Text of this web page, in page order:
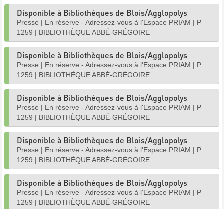
Disponible à Bibliothèques de Blois/Agglopolys
Presse | En réserve - Adressez-vous à l'Espace PRIAM | P
1259 | BIBLIOTHÈQUE ABBÉ-GRÉGOIRE
Disponible à Bibliothèques de Blois/Agglopolys
Presse | En réserve - Adressez-vous à l'Espace PRIAM | P
1259 | BIBLIOTHÈQUE ABBÉ-GRÉGOIRE
Disponible à Bibliothèques de Blois/Agglopolys
Presse | En réserve - Adressez-vous à l'Espace PRIAM | P
1259 | BIBLIOTHÈQUE ABBÉ-GRÉGOIRE
Disponible à Bibliothèques de Blois/Agglopolys
Presse | En réserve - Adressez-vous à l'Espace PRIAM | P
1259 | BIBLIOTHÈQUE ABBÉ-GRÉGOIRE
Disponible à Bibliothèques de Blois/Agglopolys
Presse | En réserve - Adressez-vous à l'Espace PRIAM | P
1259 | BIBLIOTHÈQUE ABBÉ-GRÉGOIRE